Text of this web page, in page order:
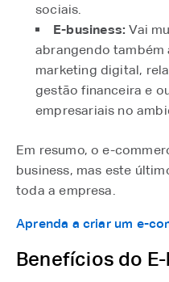
sociais.
E-business: Vai
abrangendo
marketing digital,
gestão financeira e
empresariais no
Em resumo, o e-
business, mas este
toda a empresa.
Aprenda a criar um e-
Benefícios do